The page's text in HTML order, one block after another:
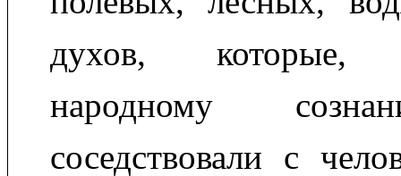
духов, которые,
народному
соседствовали с